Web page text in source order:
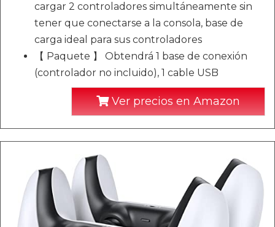
cargar 2 controladores simultáneamente sin
tener que conectarse a la consola, base de
carga ideal para sus controladores
【 Paquete 】 Obtendrá 1 base de conexión
(controlador no incluido), 1 cable USB
Ver precios en Amazon